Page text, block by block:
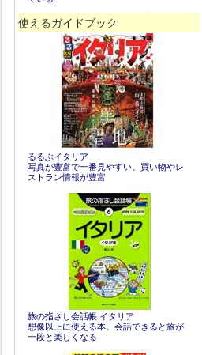
使えるガイドブック
るるぶイタリア
写真が豊富で一番見やすい。買い物やレ
ストラン情報が豊富
旅の指さし会話帳 イタリア
想像以上に使える本。会話できると旅が
一段と楽しくなる